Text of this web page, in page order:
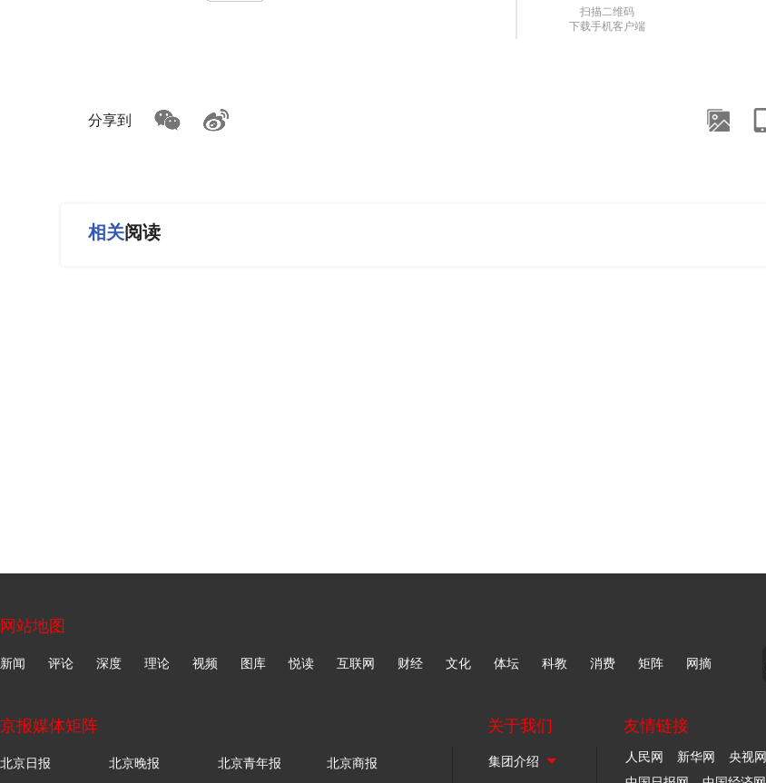
扫描二维码
下载手机客户端
分享到
相关阅读
网站地图
新闻 评论 深度 理论 视频 图库 悦读 互联网 财经 文化 体坛 科教 消费 矩阵 网摘
京报媒体矩阵
北京日报 北京晚报 北京青年报 北京商报
关于我们 友情链接
人民网 新华网 央视网